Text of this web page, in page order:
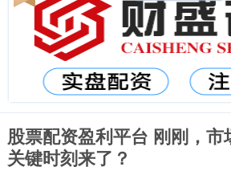
股票配资盈利平台 刚刚，市
关键时刻来了？